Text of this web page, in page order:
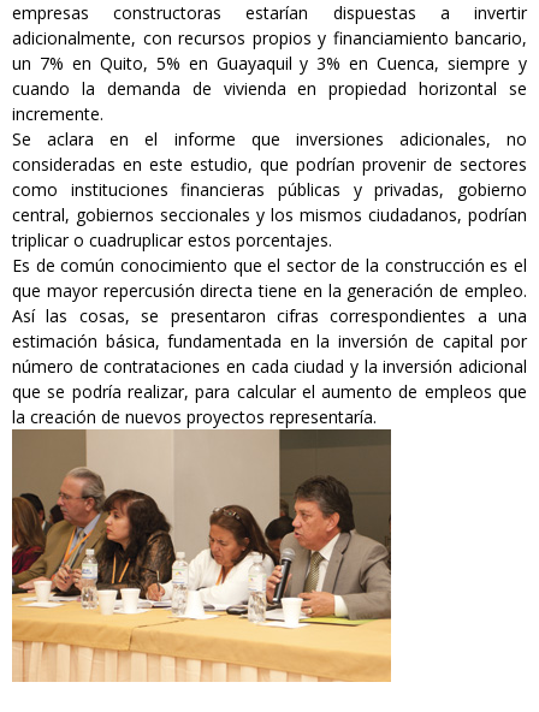
empresas constructoras estarían dispuestas a invertir
adicionalmente, con recursos propios y financiamiento bancario,
un 7% en Quito, 5% en Guayaquil y 3% en Cuenca, siempre y
cuando la demanda de vivienda en propiedad horizontal se
incremente.
Se aclara en el informe que inversiones adicionales, no
consideradas en este estudio, que podrían provenir de sectores
como instituciones financieras públicas y privadas, gobierno
central, gobiernos seccionales y los mismos ciudadanos, podrían
triplicar o cuadruplicar estos porcentajes.
Es de común conocimiento que el sector de la construcción es el
que mayor repercusión directa tiene en la generación de empleo.
Así las cosas, se presentaron cifras correspondientes a una
estimación básica, fundamentada en la inversión de capital por
número de contrataciones en cada ciudad y la inversión adicional
que se podría realizar, para calcular el aumento de empleos que
la creación de nuevos proyectos representaría.